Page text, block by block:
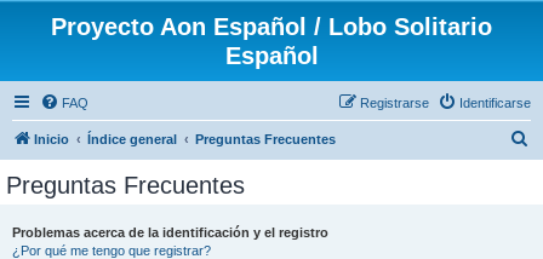
Proyecto Aon Español / Lobo Solitario
Español
FAQ Identificarse
Registrarse
Inicio Índice general Preguntas Frecuentes
Preguntas Frecuentes
Problemas acerca de la identificación y el registro
¿Por qué me tengo que registrar?